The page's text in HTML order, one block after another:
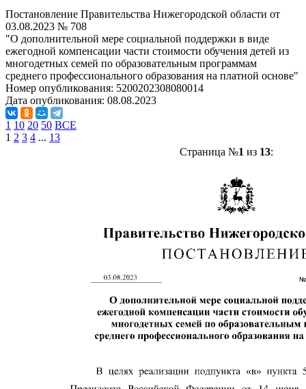
Постановление Правительства Нижегородской области от
03.08.2023 № 708
"О дополнительной мере социальной поддержки в виде
ежегодной компенсации части стоимости обучения детей из
многодетных семей по образовательным программам
среднего профессионального образования на платной основе"
Номер опубликования: 5200202308080014
Дата опубликования: 08.08.2023
1 10 20 50 ВСЕ
1 2 3 4 ... 13
Страница №1 из 13: